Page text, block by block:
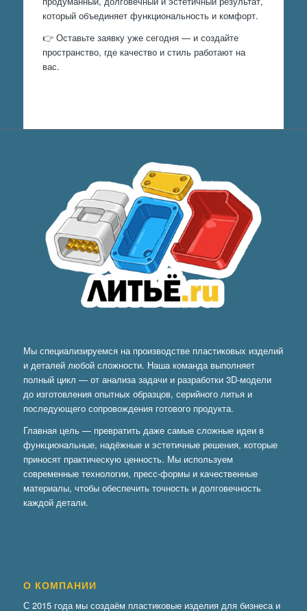
который объединяет функциональность и комфорт.
👉 Оставьте заявку уже сегодня — и создайте
пространство, где качество и стиль работают на
вас.
Мы специализируемся на производстве пластиковых изделий
и деталей любой сложности. Наша команда выполняет
полный цикл — от анализа задачи и разработки 3D-модели
до изготовления опытных образцов, серийного литья и
последующего сопровождения готового продукта.
Главная цель — превратить даже самые сложные идеи в
функциональные, надёжные и эстетичные решения, которые
приносят практическую ценность. Мы используем
современные технологии, пресс-формы и качественные
материалы, чтобы обеспечить точность и долговечность
каждой детали.
О КОМПАНИИ
С 2015 года мы создаём пластиковые изделия для бизнеса и